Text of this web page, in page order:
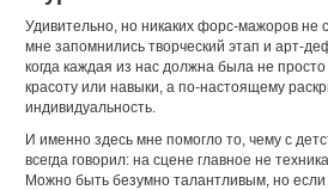
Удивительно, но никаких форс-мажоров не
мне запомнились творческий этап и арт-
когда каждая из нас должна была не
красоту или навыки, а по-настоящему
индивидуальность.
И именно здесь мне помогло то, чему с
всегда говорил: на сцене главное не
Можно быть безумно талантливым, но